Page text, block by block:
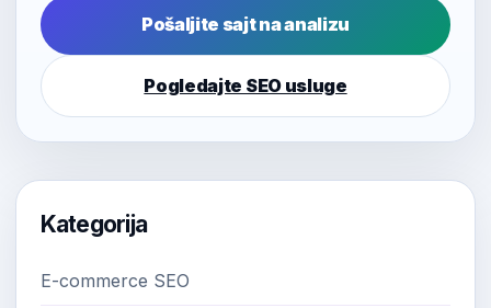
Pošaljite sajt na analizu
Pogledajte SEO usluge
Kategorija
E-commerce SEO